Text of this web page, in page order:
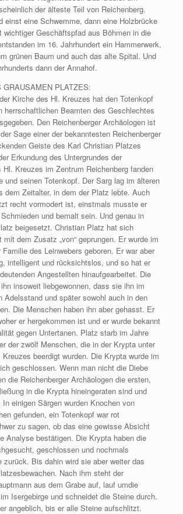
der älteste Teil von Reichenberg.
einst eine Schwemme, dann eine Holzbrücke
wichtiger Geschäftspfad aus Böhmen in die
im 16. Jahrhundert ein Hammerwerk,
grünen Baum und auch das alte Spital. Und
dann der Annahof.
PLATZES:
Kirche des Hl. Kreuzes hat den Totenkopf
herrschaftlichen Beamten des Geschlechtes
Den Reichenberger Archäologen ist
Sage einer der bekanntesten Reichenberger
Geiste des Karl Christian Platzes
Erkundung des Untergrundes der
Hl. Kreuzes im Zentrum Reichenberg fanden
und seinen Totenkopf. Der Sarg lag im älteren
dem Zeitalter, in dem der Platz lebte. Auch
recht vormodert ist, einstmals musste er
und bemalt sein. Und genau in
beigesetzt. Christian Platz hat sich
dem Zusatz „von“ geprungen. Er wurde im
des Leinwebers geboren. Er war aber
intelligent und rücksichtslos, und so hat er
Angestellten hinaufgearbeitet. Die
insoweit liebgewonnen, dass sie ihn im
Adelsstand und später sowohl auch in den
Die Menschen haben ihn aber gehasst. Er
er hergekommen ist und er wurde bekannt
gegen Untertanen. Platz starb im Jahre
der zwölf Menschen, die in der Krypta unter
beerdigt wurden. Die Krypta wurde im
geschlossen. Wenn man nicht die Diebe
die Reichenberger Archäologen die ersten,
in die Krypta hineingeraten sind und
einigen Särgen wurden Knochen von
gefunden, ein Totenkopf war rot
zu sagen, ob das eine gewisse Absicht
Analyse bestätigen. Die Krypta haben die
geschlossen und nochmals
zurück. Bis dahin wird sie aber weiter das
Nach ihm steht der
aus dem Grabe auf, lauf umdie
Isergebirge und schneidet die Steine durch.
angeblich, bis er alle Steine aufschlitzt.